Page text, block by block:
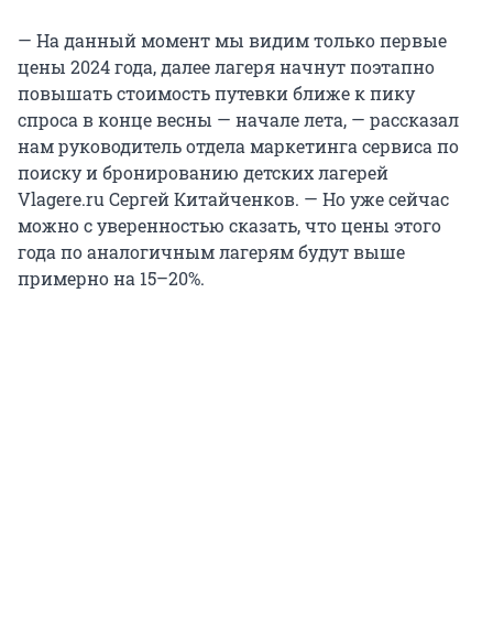
— На данный момент мы видим только первые
цены 2024 года, далее лагеря начнут поэтапно
повышать стоимость путевки ближе к пику
спроса в конце весны — начале лета, — рассказал
нам руководитель отдела маркетинга сервиса по
поиску и бронированию детских лагерей
Vlagere.ru Сергей Китайченков. — Но уже сейчас
можно с уверенностью сказать, что цены этого
года по аналогичным лагерям будут выше
примерно на 15–20%.